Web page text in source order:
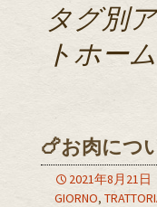
タグ別
トホーム
🍗お肉につ
2021年8月21日
GIORNO,